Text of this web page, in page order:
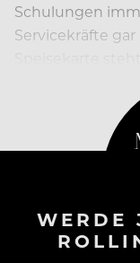
Schulungen
Servicekräfte
aus perfekter
WERDE